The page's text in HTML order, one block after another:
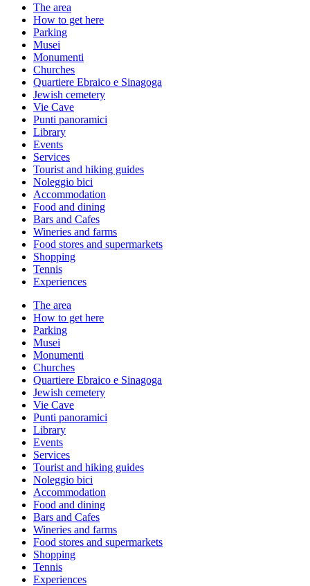
The area
How to get here
Parking
Musei
Monumenti
Churches
Quartiere Ebraico e Sinagoga
Jewish cemetery
Vie Cave
Punti panoramici
Library
Events
Services
Tourist and hiking guides
Noleggio bici
Accommodation
Food and dining
Bars and Cafes
Wineries and farms
Food stores and supermarkets
Shopping
Tennis
Experiences
The area
How to get here
Parking
Musei
Monumenti
Churches
Quartiere Ebraico e Sinagoga
Jewish cemetery
Vie Cave
Punti panoramici
Library
Events
Services
Tourist and hiking guides
Noleggio bici
Accommodation
Food and dining
Bars and Cafes
Wineries and farms
Food stores and supermarkets
Shopping
Tennis
Experiences